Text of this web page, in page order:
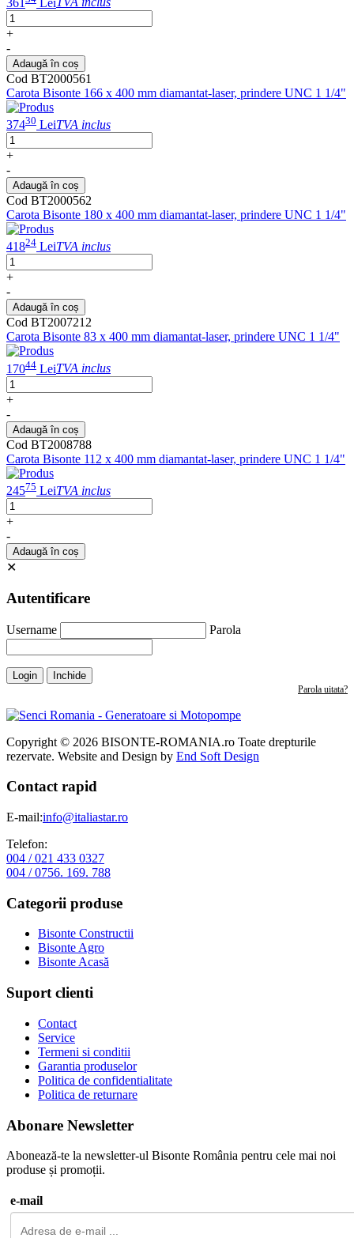
+
-
Adaugă în coș
Cod BT2000561
Carota Bisonte 166 x 400 mm diamantat-laser, prindere UNC 1 1/4"
37430 LeiTVA inclus
+
-
Adaugă în coș
Cod BT2000562
Carota Bisonte 180 x 400 mm diamantat-laser, prindere UNC 1 1/4"
41824 LeiTVA inclus
+
-
Adaugă în coș
Cod BT2007212
Carota Bisonte 83 x 400 mm diamantat-laser, prindere UNC 1 1/4"
17044 LeiTVA inclus
+
-
Adaugă în coș
Cod BT2008788
Carota Bisonte 112 x 400 mm diamantat-laser, prindere UNC 1 1/4"
24575 LeiTVA inclus
+
-
Adaugă în coș
✕
Autentificare
Username Parola
Login Inchide
Parola uitata?
Copyright © 2026 BISONTE-ROMANIA.ro Toate drepturile
rezervate. Website and Design by End Soft Design
Contact rapid
E-mail:info@italiastar.ro
Telefon:
004 / 021 433 0327
004 / 0756. 169. 788
Categorii produse
Bisonte Constructii
Bisonte Agro
Bisonte Acasă
Suport clienti
Contact
Service
Termeni si conditii
Garantia produselor
Politica de confidentialitate
Politica de returnare
Abonare Newsletter
Abonează-te la newsletter-ul Bisonte România pentru cele mai noi
produse și promoții.
e-mail